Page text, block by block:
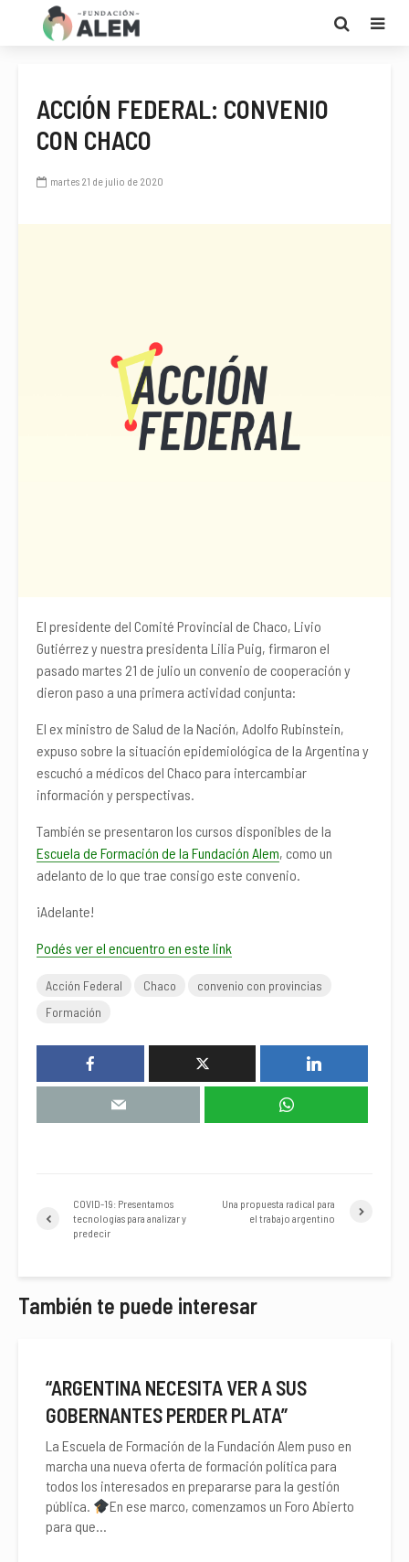
ACCIÓN FEDERAL: CONVENIO
CON CHACO
martes 21 de julio de 2020
El presidente del Comité Provincial de Chaco, Livio
Gutiérrez y nuestra presidenta Lilia Puig, firmaron el
pasado martes 21 de julio un convenio de cooperación y
dieron paso a una primera actividad conjunta:
El ex ministro de Salud de la Nación, Adolfo Rubinstein,
expuso sobre la situación epidemiológica de la Argentina y
escuchó a médicos del Chaco para intercambiar
información y perspectivas.
También se presentaron los cursos disponibles de la
Escuela de Formación de la Fundación Alem, como un
adelanto de lo que trae consigo este convenio.
¡Adelante!
Podés ver el encuentro en este link
Acción Federal Chaco
convenio con provincias
Formación
COVID-19: Presentamos
tecnologías para analizar y
predecir
Una propuesta radical para
el trabajo argentino
También te puede interesar
“ARGENTINA NECESITA VER A SUS
GOBERNANTES PERDER PLATA”
La Escuela de Formación de la Fundación Alem puso en
marcha una nueva oferta de formación política para
todos los interesados en prepararse para la gestión
pública.
En ese marco, comenzamos un Foro Abierto
para que...